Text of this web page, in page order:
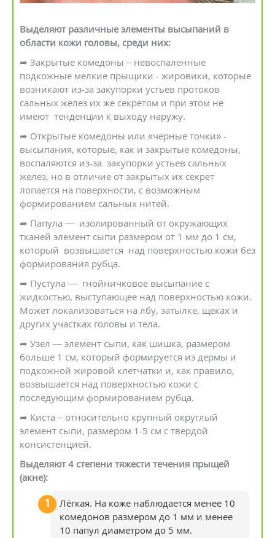
Выделяют различные элементы высыпаний в
области кожи головы, среди них:
➦ Закрытые комедоны – невоспаленные
подкожные мелкие прыщики - жировики, которые
возникают из-за закупорки устьев протоков
сальных желез их же секретом и при этом не
имеют тенденции к выходу наружу.
➦ Открытые комедоны или «черные точки» -
высыпания, которые, как и закрытые комедоны,
воспаляются из-за закупорки устьев сальных
желез, но в отличие от закрытых их секрет
лопается на поверхности, с возможным
формированием сальных нитей.
➦ Папула — изолированный от окружающих
тканей элемент сыпи размером от 1 мм до 1 см,
который возвышается над поверхностью кожи без
формирования рубца.
➦ Пустула — гнойничковое высыпание с
жидкостью, выступающее над поверхностью кожи.
Может локализоваться на лбу, затылке, щеках и
других участках головы и тела.
➦ Узел — элемент сыпи, как шишка, размером
больше 1 см, который формируется из дермы и
подкожной жировой клетчатки и, как правило,
возвышается над поверхностью кожи с
последующим формированием рубца.
➦ Киста – относительно крупный округлый
элемент сыпи, размером 1-5 см с твердой
консистенцией.
Выделяют 4 степени тяжести течения прыщей
(акне):
Лёгкая. На коже наблюдается менее 10
комедонов размером до 1 мм и менее
10 папул диаметром до 5 мм.